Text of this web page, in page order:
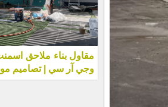
مقاول بناء ملاحق
وجي آر سي | تصاميم مودرن